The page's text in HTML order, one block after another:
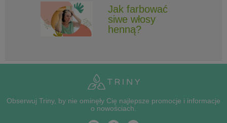
Jak farbować
siwe włosy
henną?
Obserwuj Triny, by nie ominęły Cię najlepsze promocje i informacje
o nowościach.